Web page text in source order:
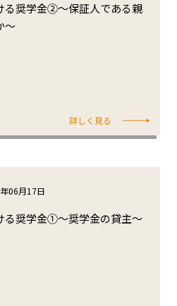
る奨学金②～保証人である親
～
詳しく見る
06月17日
る奨学金①～奨学金の貸主～